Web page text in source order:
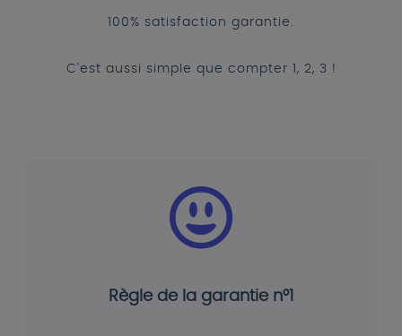
100% satisfaction garantie.
C'est aussi simple que compter 1, 2, 3 !
Règle de la garantie n°1